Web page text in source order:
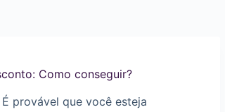
Como conseguir?
É provável que você esteja